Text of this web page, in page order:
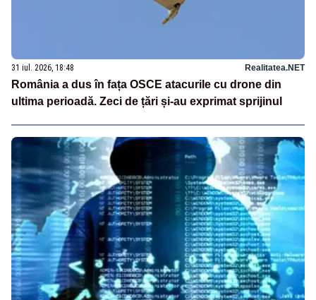
31 iul. 2026, 18:48 Realitatea.NET
România a dus în fața OSCE atacurile cu drone din
ultima perioadă. Zeci de țări și-au exprimat sprijinul